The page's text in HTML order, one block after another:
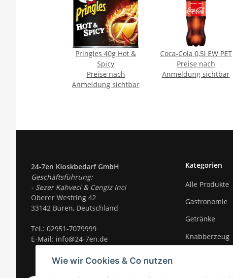
Wie wir Cookies & Co nutzen
Pringles 40g Hot &
Spicy
Preise nach
Anmeldung sichtbar
Coca-Cola 0,5l EW PET
Preise nach
Anmeldung sichtbar
24-7en Kioskbedarf GmbH
Geschäftsführung:
- Sezer Kahveci & Cengiz Inci
Oberer Westring 42
33142 Büren, Deutschland
Tel.: 02951-7079999
E-Mail: info@24-7en.de
Kategorien
Alle Produkte
Gastronomie
Getränke
Knabberzeug